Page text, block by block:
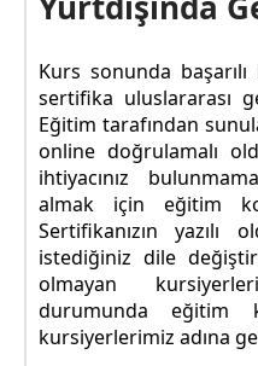
Kurs sonunda
sertifika uluslararası
Eğitim tarafından
online doğrulamalı
ihtiyacınız
almak için eğitim
Sertifikanızın yazılı
istediğiniz dile
olmayan
durumunda eğitim
kursiyerlerimiz adına